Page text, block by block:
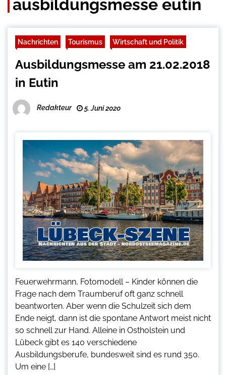
ausbildungsmesse eutin
Nachrichten Tourismus Wirtschaft und Politik
Ausbildungsmesse am 21.02.2018
in Eutin
Redakteur 5. Juni 2020
Feuerwehrmann, Fotomodell – Kinder können die
Frage nach dem Traumberuf oft ganz schnell
beantworten. Aber wenn die Schulzeit sich dem
Ende neigt, dann ist die spontane Antwort meist nicht
so schnell zur Hand. Alleine in Ostholstein und
Lübeck gibt es 140 verschiedene
Ausbildungsberufe, bundesweit sind es rund 350.
Um eine […]